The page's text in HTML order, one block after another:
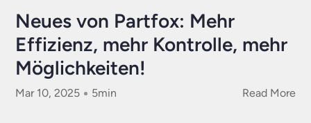
Neues von Partfox: Mehr
Effizienz, mehr Kontrolle, mehr
Möglichkeiten!
Mar 10, 2025 5min Read More